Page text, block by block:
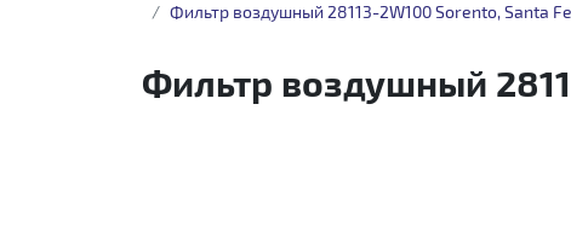
Фильтр воздушный 28113-2W100 Sorento, Santa
Фильтр воздушный